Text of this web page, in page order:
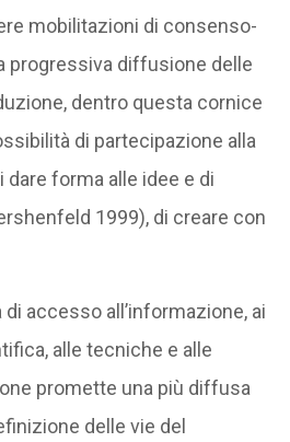
mobilitazioni di consenso-
progressiva diffusione delle
dentro questa cornice
di partecipazione alla
forma alle idee e di
1999), di creare con
accesso all’informazione, ai
alle tecniche e alle
promette una più diffusa
delle vie del